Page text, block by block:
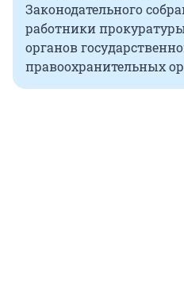
Законодательного
работники
органов
правоохранительных